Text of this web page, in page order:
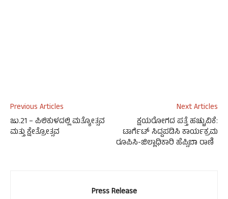
Previous Articles
ಜು.21 – ಪಿಲಿಕುಳದಲ್ಲಿ ಮತ್ಯೋತ್ಸವ
ಮತ್ತು ಕ್ಷೇತ್ರೋತ್ಸವ
Next Articles
ಕ್ಷಯರೋಗದ ಪತ್ತೆ ಹಚ್ಚುವಿಕೆ:
ಟಾರ್ಗೆಟ್ ಸಿದ್ದಪಡಿಸಿ ಕಾರ್ಯಕ್ರಮ
ರೂಪಿಸಿ-ಜಿಲ್ಲಾಧಿಕಾರಿ ಹೆಪ್ಸಿಬಾ ರಾಣಿ
Press Release